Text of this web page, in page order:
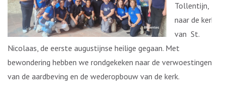
Tollentijn,
naar de kerk
van St.
Nicolaas, de eerste augustijnse heilige gegaan. Met
bewondering hebben we rondgekeken naar de verwoestingen
van de aardbeving en de wederopbouw van de kerk.